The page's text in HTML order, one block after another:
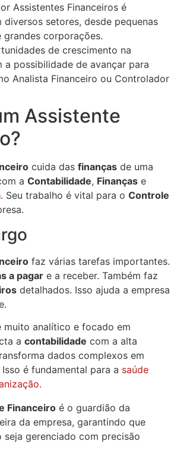
Assistentes Financeiros é
diversos setores, desde pequenas
grandes corporações.
de crescimento na
a possibilidade de avançar para
Analista Financeiro ou Controlador
Assistente
cuida das finanças de uma
a Contabilidade, Finanças e
. Seu trabalho é vital para o Controle
faz várias tarefas importantes.
a pagar e a receber. Também faz
detalhados. Isso ajuda a empresa
muito analítico e focado em
a contabilidade com a alta
dados complexos em
é fundamental para a saúde
Financeiro é o guardião da
da empresa, garantindo que
seja gerenciado com precisão